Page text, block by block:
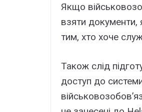
Якщо
взяти документи,
тим, хто хоче
Також слід
доступ до